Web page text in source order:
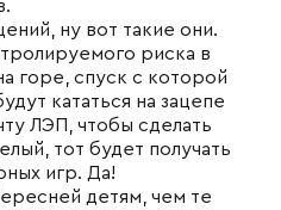
ну вот такие они.
риска в
горе, спуск с которой
кататься на зацепе
ЛЭП, чтобы сделать
тот будет получать
игр. Да!
детям, чем те